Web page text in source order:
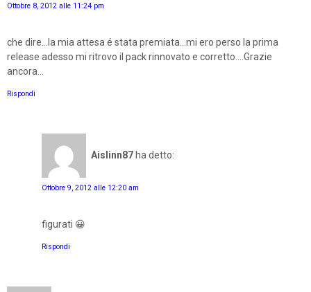
Ottobre 8, 2012 alle 11:24 pm
che dire...la mia attesa é stata premiata...mi ero perso la prima
release adesso mi ritrovo il pack rinnovato e corretto....Grazie
ancora...
Rispondi
Aislinn87 ha detto:
Ottobre 9, 2012 alle 12:20 am
figurati 😀
Rispondi